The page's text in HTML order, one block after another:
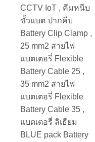
CCTV IoT , คีมหนีบ
ขั้วแบต ปากคีบ
Battery Clip Clamp ,
25 mm2 สายไฟ
แบตเตอรี่ Flexible
Battery Cable 25 ,
35 mm2 สายไฟ
แบตเตอรี่ Flexible
Battery Cable 35 ,
แบตเตอรี่ ลิเธียม
BLUE pack Battery